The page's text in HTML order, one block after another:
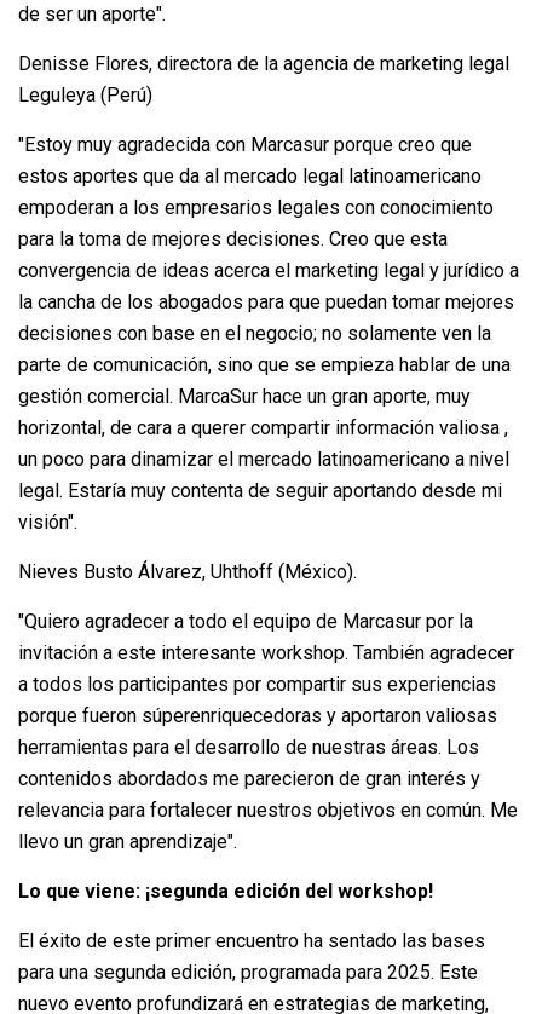
de ser un aporte".
Denisse Flores, directora de la agencia de marketing legal
Leguleya (Perú)
"Estoy muy agradecida con Marcasur porque creo que
estos aportes que da al mercado legal latinoamericano
empoderan a los empresarios legales con conocimiento
para la toma de mejores decisiones. Creo que esta
convergencia de ideas acerca el marketing legal y jurídico a
la cancha de los abogados para que puedan tomar mejores
decisiones con base en el negocio; no solamente ven la
parte de comunicación, sino que se empieza hablar de una
gestión comercial. MarcaSur hace un gran aporte, muy
horizontal, de cara a querer compartir información valiosa ,
un poco para dinamizar el mercado latinoamericano a nivel
legal. Estaría muy contenta de seguir aportando desde mi
visión".
Nieves Busto Álvarez, Uhthoff (México).
"Quiero agradecer a todo el equipo de Marcasur por la
invitación a este interesante workshop. También agradecer
a todos los participantes por compartir sus experiencias
porque fueron súperenriquecedoras y aportaron valiosas
herramientas para el desarrollo de nuestras áreas. Los
contenidos abordados me parecieron de gran interés y
relevancia para fortalecer nuestros objetivos en común. Me
llevo un gran aprendizaje".
Lo que viene: ¡segunda edición del workshop!
El éxito de este primer encuentro ha sentado las bases
para una segunda edición, programada para 2025. Este
nuevo evento profundizará en estrategias de marketing,